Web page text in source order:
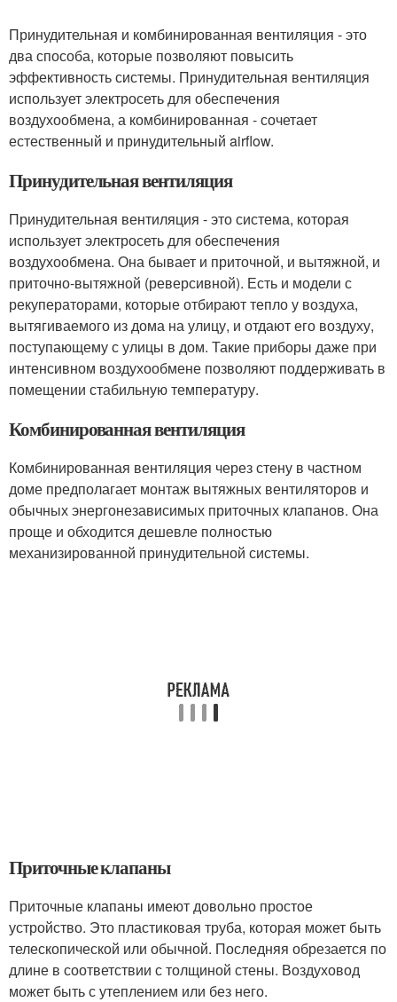
Принудительная и комбинированная вентиляция - это
два способа, которые позволяют повысить
эффективность системы. Принудительная вентиляция
использует электросеть для обеспечения
воздухообмена, а комбинированная - сочетает
естественный и принудительный airflow.
Принудительная вентиляция
Принудительная вентиляция - это система, которая
использует электросеть для обеспечения
воздухообмена. Она бывает и приточной, и вытяжной, и
приточно-вытяжной (реверсивной). Есть и модели с
рекуператорами, которые отбирают тепло у воздуха,
вытягиваемого из дома на улицу, и отдают его воздуху,
поступающему с улицы в дом. Такие приборы даже при
интенсивном воздухообмене позволяют поддерживать в
помещении стабильную температуру.
Комбинированная вентиляция
Комбинированная вентиляция через стену в частном
доме предполагает монтаж вытяжных вентиляторов и
обычных энергонезависимых приточных клапанов. Она
проще и обходится дешевле полностью
механизированной принудительной системы.
Приточные клапаны
Приточные клапаны имеют довольно простое
устройство. Это пластиковая труба, которая может быть
телескопической или обычной. Последняя обрезается по
длине в соответствии с толщиной стены. Воздуховод
может быть с утеплением или без него.